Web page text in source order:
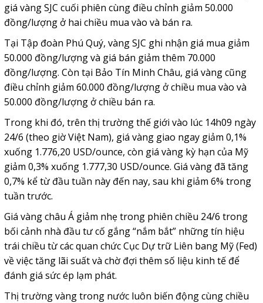
giá vàng SJC cuối phiên cùng điều chỉnh giảm 50.000
đồng/lượng ở hai chiều mua vào và bán ra.
Tại Tập đoàn Phú Quý, vàng SJC ghi nhận giá mua giảm
50.000 đồng/lượng và giá bán giảm thêm 70.000
đồng/lượng. Còn tại Bảo Tín Minh Châu, giá vàng cũng
điều chỉnh giảm 60.000 đồng/lượng ở chiều mua vào và
50.000 đồng/lượng ở chiều bán ra.
Trong khi đó, trên thị trường thế giới vào lúc 14h09 ngày
24/6 (theo giờ Việt Nam), giá vàng giao ngay giảm 0,1%
xuống 1.776,20 USD/ounce, còn giá vàng kỳ hạn của Mỹ
giảm 0,3% xuống 1.777,30 USD/ounce. Giá vàng đã tăng
0,7% kể từ đầu tuần này đến nay, sau khi giảm 6% trong
tuần trước.
Giá vàng châu Á giảm nhẹ trong phiên chiều 24/6 trong
bối cảnh nhà đầu tư cố gắng “nắm bắt” những tín hiệu
trái chiều từ các quan chức Cục Dự trữ Liên bang Mỹ (Fed)
về việc tăng lãi suất và chờ đợi thêm số liệu kinh tế để
đánh giá sức ép lạm phát.
Thị trường vàng trong nước luôn biến động cùng chiều